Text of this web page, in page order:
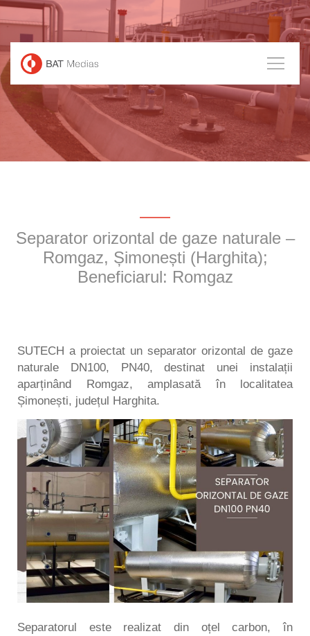
Separator orizontal de gaze naturale –
Romgaz, Șimonești (Harghita);
Beneficiarul: Romgaz
SUTECH a proiectat un separator orizontal de gaze
naturale DN100, PN40, destinat unei instalații
aparținând Romgaz, amplasată în localitatea
Șimonești, județul Harghita.
Separatorul este realizat din oțel carbon, în